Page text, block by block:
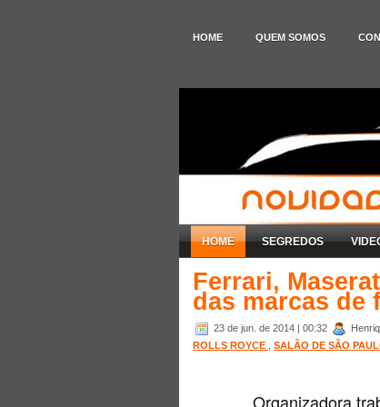
HOME QUEM SOMOS
HOME SEGREDOS
Ferrari,
das marcas de
23 de jun. de 2014 | 00:32
ROLLS ROYCE
SALÃO DE SÃO
Organizadora